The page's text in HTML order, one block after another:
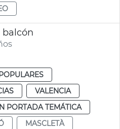
balcón
VALENCIA
PORTADA TEMÁTICA
MASCLETÀ